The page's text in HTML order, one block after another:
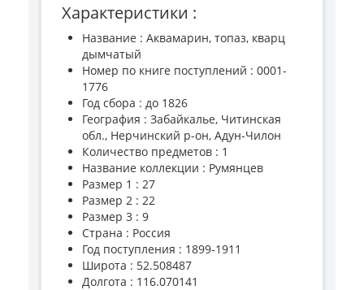
Характеристики :
Название : Аквамарин, топаз, кварц
дымчатый
Номер по книге поступлений : 0001-
1776
Год сбора : до 1826
География : Забайкалье, Читинская
обл., Нерчинский р-он, Адун-Чилон
Количество предметов : 1
Название коллекции : Румянцев
Размер 1 : 27
Размер 2 : 22
Размер 3 : 9
Страна : Россия
Год поступления : 1899-1911
Широта : 52.508487
Долгота : 116.070141